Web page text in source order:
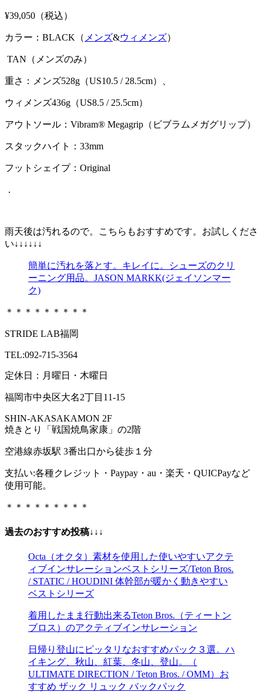
¥39,050（税込）
カラー：BLACK（ メンズ&ウィメンズ）
TAN（メンズのみ）
重さ：メンズ528g（US10.5 / 28.5cm）、
ウィメンズ436g（US8.5 / 25.5cm）
アウトソール：Vibram® Megagrip（ビブラムメガグリップ）
スタックハイト：33mm
フットシェイプ： Original
．
雨天後は汚れるので。こちらもおすすめです。お試しくださ
い↓↓↓↓↓↓
簡単に汚れを落とす。キレイに。シューズのクリ
ーニング用品。JASON MARKK(ジェイソンマー
ク)
＊＊＊＊＊＊＊＊＊
STRIDE LAB福岡
TEL:092-715-3564
定休日：月曜日・木曜日
福岡市中央区大名2丁目11-15
SHIN-AKASAKAMON 2F
焼きとり「戦国焼鳥家康」の2階
空港線赤坂駅 3番出口から徒歩１分
支払い:各種クレジット・Paypay・au・楽天・QUICPayなど
使用可能。
＊＊＊＊＊＊＊＊＊
過去のおすすめ投稿↓↓↓
Octa（オクタ）素材を使用した使いやすいアクテ
ィブインサレーションベストシリーズ/Teton Bros.
/ STATIC / HOUDINI 体幹部が暖かく動きやすい
ベストシリーズ
着用したまま行動出来るTeton Bros.（ティートン
ブロス）のアクティブインサレーション
日帰り登山にピッタリなおすすめパック３選。ハ
イキング、秋山、紅葉、冬山、登山。（
ULTIMATE DIRECTION / Teton Bros. / OMM）お
すすめ ザック リュック バックパック